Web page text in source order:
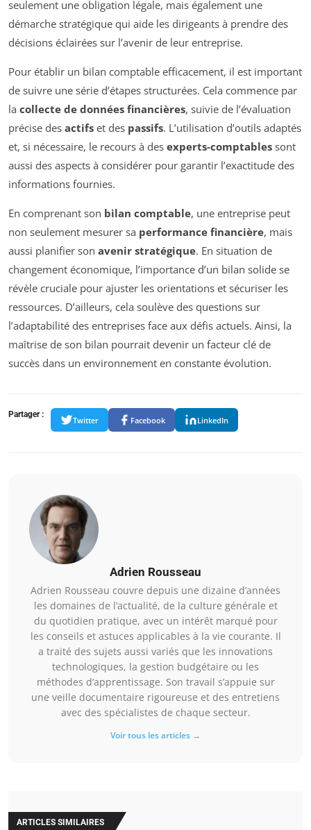
seulement une obligation légale, mais également une
démarche stratégique qui aide les dirigeants à prendre des
décisions éclairées sur l’avenir de leur entreprise.
Pour établir un bilan comptable efficacement, il est important
de suivre une série d’étapes structurées. Cela commence par
la collecte de données financières, suivie de l’évaluation
précise des actifs et des passifs. L’utilisation d’outils adaptés
et, si nécessaire, le recours à des experts-comptables sont
aussi des aspects à considérer pour garantir l’exactitude des
informations fournies.
En comprenant son bilan comptable, une entreprise peut
non seulement mesurer sa performance financière, mais
aussi planifier son avenir stratégique. En situation de
changement économique, l’importance d’un bilan solide se
révèle cruciale pour ajuster les orientations et sécuriser les
ressources. D’ailleurs, cela soulève des questions sur
l’adaptabilité des entreprises face aux défis actuels. Ainsi, la
maîtrise de son bilan pourrait devenir un facteur clé de
succès dans un environnement en constante évolution.
Partager :
Twitter Facebook LinkedIn
Adrien Rousseau
Adrien Rousseau couvre depuis une dizaine d’années
les domaines de l’actualité, de la culture générale et
du quotidien pratique, avec un intérêt marqué pour
les conseils et astuces applicables à la vie courante. Il
a traité des sujets aussi variés que les innovations
technologiques, la gestion budgétaire ou les
méthodes d’apprentissage. Son travail s’appuie sur
une veille documentaire rigoureuse et des entretiens
avec des spécialistes de chaque secteur.
Voir tous les articles →
ARTICLES SIMILAIRES